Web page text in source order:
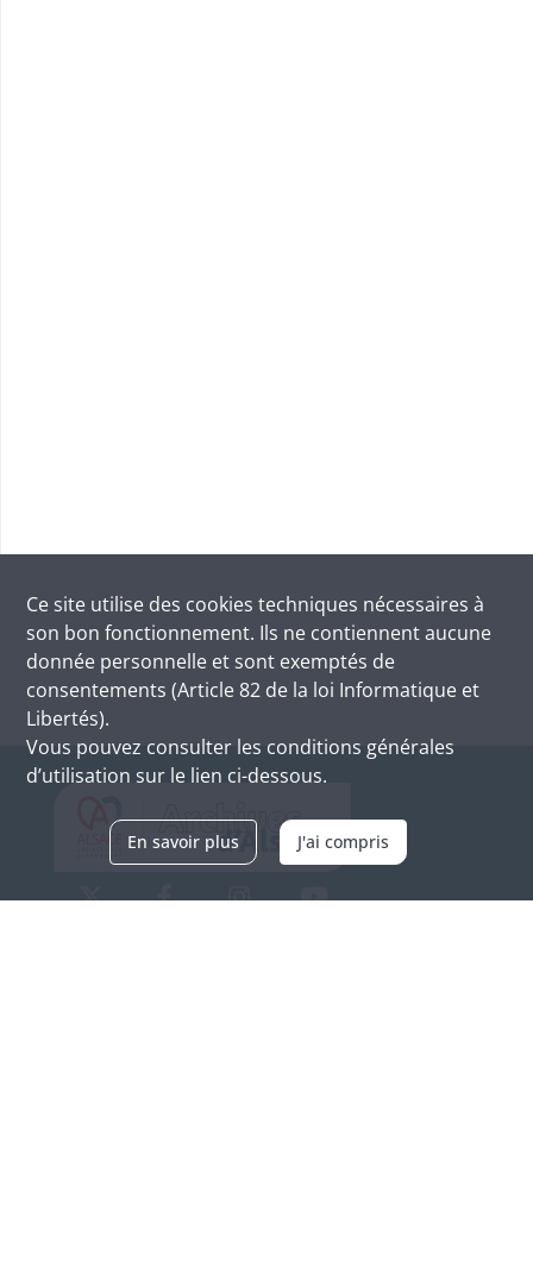
Ce site utilise des cookies techniques nécessaires à
son bon fonctionnement. Ils ne contiennent aucune
donnée personnelle et sont exemptés de
consentements (Article 82 de la loi Informatique et
Libertés).
Vous pouvez consulter les conditions générales
d’utilisation sur le lien ci-dessous.
En savoir plus J'ai compris